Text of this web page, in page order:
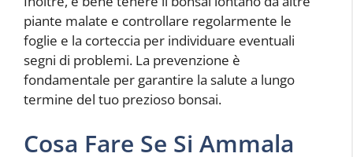
piante malate e controllare regolarmente le
foglie e la corteccia per individuare eventuali
segni di problemi. La prevenzione è
fondamentale per garantire la salute a lungo
termine del tuo prezioso bonsai.
Cosa Fare Se Si Ammala